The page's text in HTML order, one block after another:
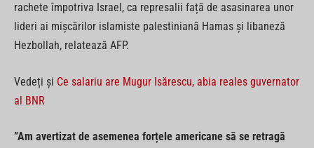
rachete împotriva Israel, ca represalii față de asasinarea unor
lideri ai mișcărilor islamiste palestiniană Hamas și libaneză
Hezbollah, relatează AFP.
Vedeți și Ce salariu are Mugur Isărescu, abia reales guvernator
al BNR
”Am avertizat de asemenea forțele americane să se retragă